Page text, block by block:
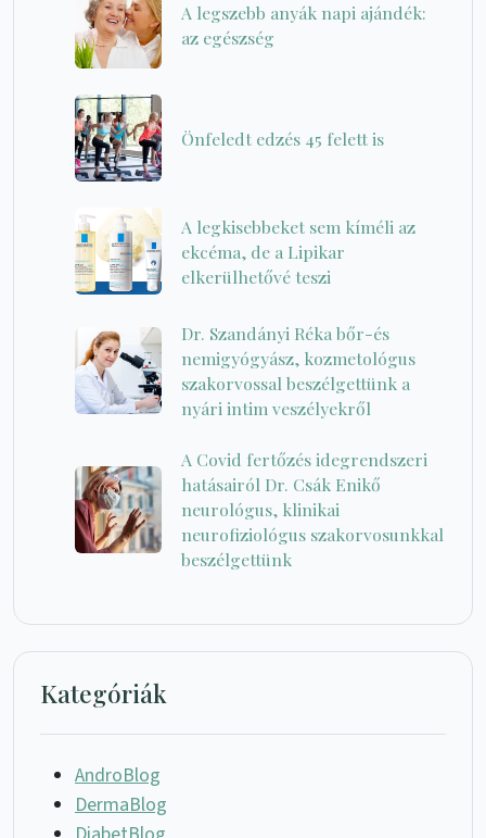
A legszebb anyák napi ajándék:
az egészség
Önfeledt edzés 45 felett is
A legkisebbeket sem kíméli az
ekcéma, de a Lipikar
elkerülhetővé teszi
Dr. Szandányi Réka bőr-és
nemigyógyász, kozmetológus
szakorvossal beszélgettünk a
nyári intim veszélyekről
A Covid fertőzés idegrendszeri
hatásairól Dr. Csák Enikő
neurológus, klinikai
neurofiziológus szakorvosunkkal
beszélgettünk
Kategóriák
AndroBlog
DermaBlog